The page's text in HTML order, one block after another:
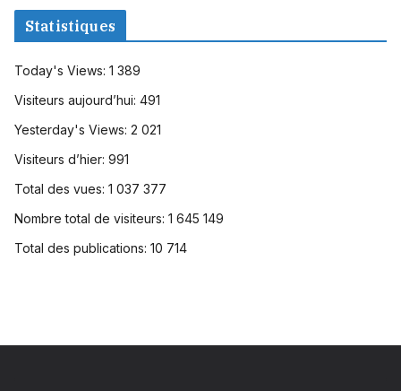
Statistiques
Today's Views: 1 389
Visiteurs aujourd’hui: 491
Yesterday's Views: 2 021
Visiteurs d’hier: 991
Total des vues: 1 037 377
Nombre total de visiteurs: 1 645 149
Total des publications: 10 714